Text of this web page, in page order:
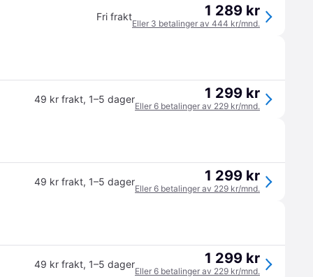
Fri frakt 1 289 kr
Eller 3 betalinger av 444 kr/mnd.
49 kr frakt, 1–5 dager 1 299 kr
Eller 6 betalinger av 229 kr/mnd.
49 kr frakt, 1–5 dager 1 299 kr
Eller 6 betalinger av 229 kr/mnd.
49 kr frakt, 1–5 dager 1 299 kr
Eller 6 betalinger av 229 kr/mnd.